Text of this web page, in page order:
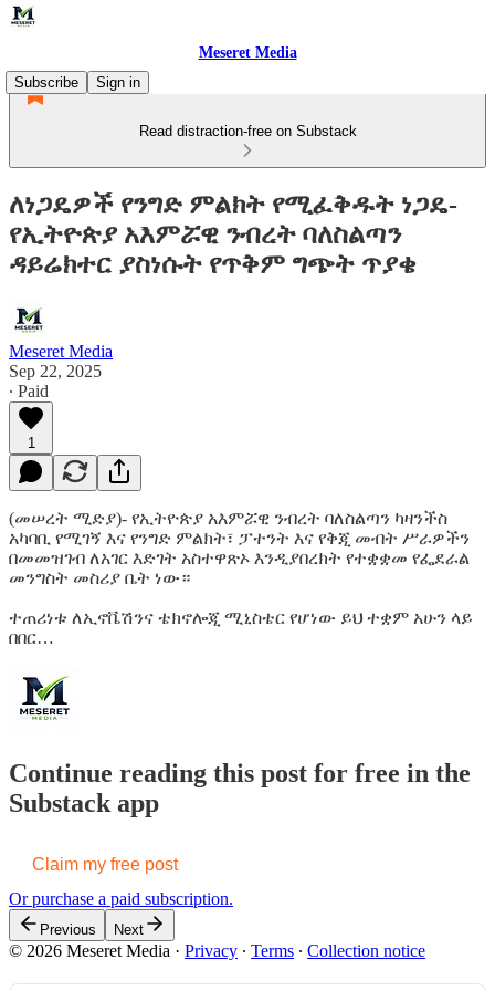
Meseret Media
Subscribe
Sign in
Read distraction-free on Substack
ለነጋዴዎች የንግድ ምልክት የሚፈቅዱት ነጋዴ-
የኢትዮጵያ አእምሯዊ ንብረት ባለስልጣን
ዳይሬክተር ያስነሱት የጥቅም ግጭት ጥያቄ
Meseret Media
Sep 22, 2025
∙ Paid
1
(መሠረት ሚድያ)- የኢትዮጵያ አእምሯዊ ንብረት ባለስልጣን ካዛንችስ
አካባቢ የሚገኝ እና የንግድ ምልክት፣ ፓተንት እና የቅጂ መብት ሥራዎችን
በመመዝገብ ለአገር እድገት አስተዋጽኦ እንዲያበረክት የተቋቋመ የፌደራል
መንግስት መስሪያ ቤት ነው።
ተጠሪነቱ ለኢኖቬሽንና ቴክኖሎጂ ሚኒስቴር የሆነው ይህ ተቋም አሁን ላይ
በበር…
Continue reading this post for free in the
Substack app
Claim my free post
Or purchase a paid subscription.
Previous Next
© 2026 Meseret Media · Privacy ∙ Terms ∙ Collection notice